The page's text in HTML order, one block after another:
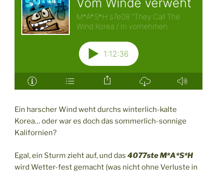
Ein harscher Wind weht durchs winterlich-kalte
Korea… oder war es doch das sommerlich-sonnige
Kalifornien?
Egal, ein Sturm zieht auf, und das 4077ste M*A*S*H
wird Wetter-fest gemacht (was nicht ohne Verluste in